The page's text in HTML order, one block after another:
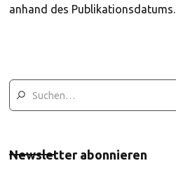
anhand des Publikationsdatums.
Newsletter abonnieren